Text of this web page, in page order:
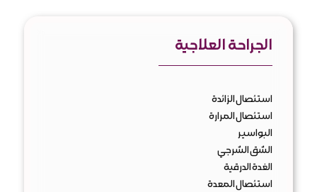
الجراحة العلاجية
استئصال الزائدة
استئصال المرارة
البواسير
الشق الشرجي
الغدة الدرقية
استئصال المعدة